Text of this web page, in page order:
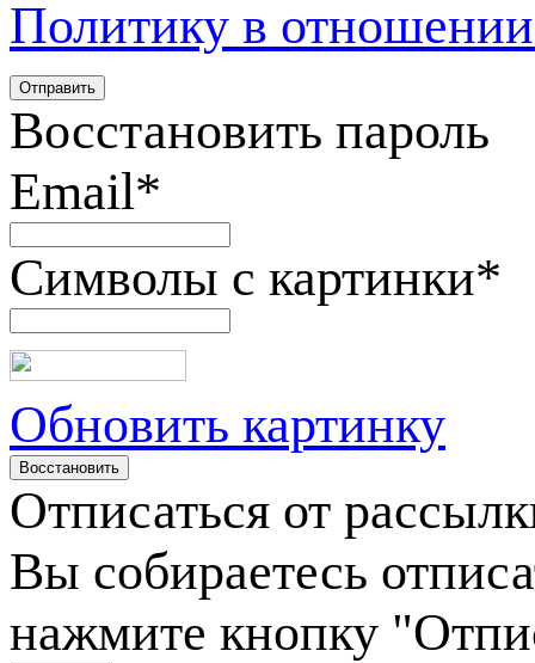
Политику в
Восстановить пароль
Email*
Символы с картинки*
Обновить картинку
Отписаться от
Вы собираетесь
нажмите кнопку